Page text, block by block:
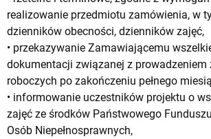
realizowanie przedmiotu zamówienia, w
dzienników obecności, dzienników zajęć,
• przekazywanie Zamawiającemu
dokumentacji związanej z prowadzeniem
roboczych po zakończeniu pełnego
• informowanie uczestników projektu o
zajęć ze środków Państwowego
Osób Niepełnosprawnych,